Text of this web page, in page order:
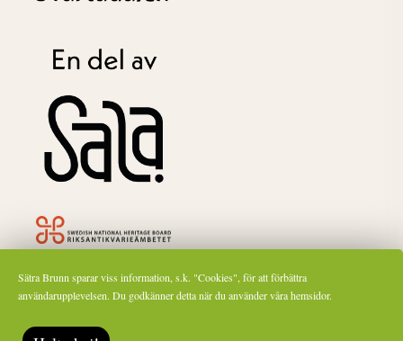
Sätra Brunn ingår som ett av ca 1600 riksintressen för kulturmiljövården och är
därför märkt med Riksantikvarieämbetets symbol.
Sätra Brunn sparar viss information, s.k. "Cookies", för att förbättra
användarupplevelsen. Du godkänner detta när du använder våra hemsidor.